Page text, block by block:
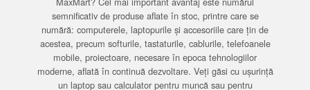
semnificativ de produse aflate în stoc, printre care se
numără: computerele, laptopurile și accesoriile care țin de
acestea, precum softurile, tastaturile, cablurile, telefoanele
mobile, proiectoare, necesare în epoca tehnologiilor
moderne, aflată în continuă dezvoltare. Veți găsi cu ușurință
un laptop sau calculator pentru muncă sau pentru